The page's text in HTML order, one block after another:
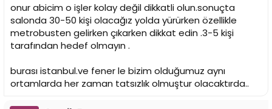
onur abicim o işler kolay değil dikkatli olun.sonuçta
salonda 30-50 kişi olacağız yolda yürürken özellikle
metrobusten gelirken çıkarken dikkat edin .3-5 kişi
tarafından hedef olmayın .
burası istanbul.ve fener le bizim olduğumuz aynı
ortamlarda her zaman tatsızlık olmuştur olacaktırda..